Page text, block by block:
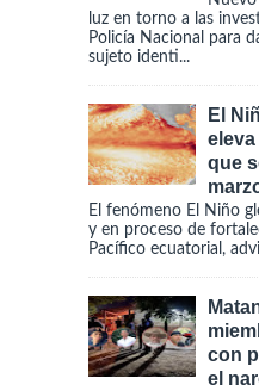
luz en torno a las
Policía Nacional para
sujeto identi...
El
eleva
que
El fenómeno El Niño
y en proceso de
Pacífico ecuatorial,
con
el